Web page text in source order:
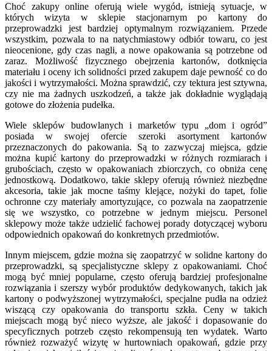
Choć zakupy online oferują wiele wygód, istnieją sytuacje, w
których wizyta w sklepie stacjonarnym po kartony do
przeprowadzki jest bardziej optymalnym rozwiązaniem. Przede
wszystkim, pozwala to na natychmiastowy odbiór towaru, co jest
nieocenione, gdy czas nagli, a nowe opakowania są potrzebne od
zaraz. Możliwość fizycznego obejrzenia kartonów, dotknięcia
materiału i oceny ich solidności przed zakupem daje pewność co do
jakości i wytrzymałości. Można sprawdzić, czy tektura jest sztywna,
czy nie ma żadnych uszkodzeń, a także jak dokładnie wyglądają
gotowe do złożenia pudełka.
Wiele sklepów budowlanych i marketów typu „dom i ogród”
posiada w swojej ofercie szeroki asortyment kartonów
przeznaczonych do pakowania. Są to zazwyczaj miejsca, gdzie
można kupić kartony do przeprowadzki w różnych rozmiarach i
grubościach, często w opakowaniach zbiorczych, co obniża cenę
jednostkową. Dodatkowo, takie sklepy oferują również niezbędne
akcesoria, takie jak mocne taśmy klejące, nożyki do tapet, folie
ochronne czy materiały amortyzujące, co pozwala na zaopatrzenie
się we wszystko, co potrzebne w jednym miejscu. Personel
sklepowy może także udzielić fachowej porady dotyczącej wyboru
odpowiednich opakowań do konkretnych przedmiotów.
Innym miejscem, gdzie można się zaopatrzyć w solidne kartony do
przeprowadzki, są specjalistyczne sklepy z opakowaniami. Choć
mogą być mniej popularne, często oferują bardziej profesjonalne
rozwiązania i szerszy wybór produktów dedykowanych, takich jak
kartony o podwyższonej wytrzymałości, specjalne pudła na odzież
wiszącą czy opakowania do transportu szkła. Ceny w takich
miejscach mogą być nieco wyższe, ale jakość i dopasowanie do
specyficznych potrzeb często rekompensują ten wydatek. Warto
również rozważyć wizytę w hurtowniach opakowań, gdzie przy